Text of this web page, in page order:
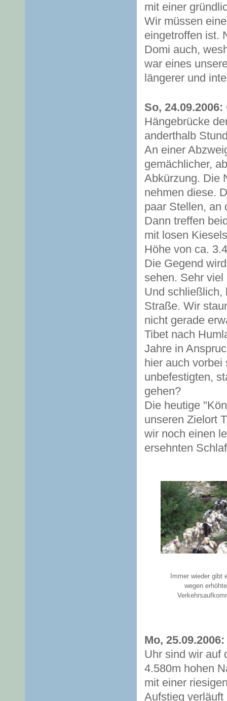
mit einer
Wir müssen
eingetroffen ist.
Domi auch,
war eines
längerer und
So, 24.09.2006:
Hängebrücke
anderthalb
An einer
gemächlicher,
Abkürzung. Die
nehmen diese.
paar Stellen, an
Dann treffen
mit losen
Höhe von ca.
Die Gegend
sehen. Sehr
Und schließlich,
Straße. Wir
nicht gerade
Tibet nach
Jahre in
hier auch vorbei
unbefestigten,
gehen?
Die heutige
unseren Zielort
wir noch einen
ersehnten
Immer wieder gibt
wegen
Mo, 25.09.2006:
Uhr sind wir auf
4.580m hohen
mit einer
Aufstieg